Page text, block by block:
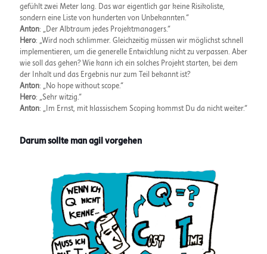
gefühlt zwei Meter lang. Das war eigentlich gar keine Risikoliste,
sondern eine Liste von hunderten von Unbekannten.“
Anton: „Der Albtraum jedes Projektmanagers.“
Hero: „Wird noch schlimmer. Gleichzeitig müssen wir möglichst schnell
implementieren, um die generelle Entwicklung nicht zu verpassen. Aber
wie soll das gehen? Wie kann ich ein solches Projekt starten, bei dem
der Inhalt und das Ergebnis nur zum Teil bekannt ist?
Anton: „No hope without scope.“
Hero: „Sehr witzig.“
Anton: „Im Ernst, mit klassischem Scoping kommst Du da nicht weiter.“
Darum sollte man agil vorgehen